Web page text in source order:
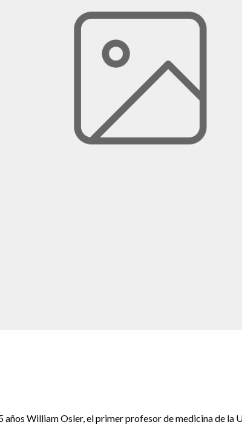
años William Osler, el primer profesor de medicina de la